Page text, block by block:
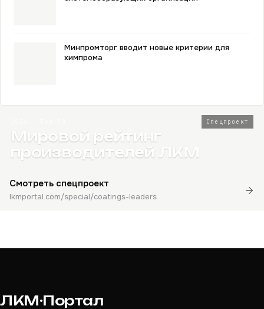
Минпромторг вводит новые критерии для
химпрома
Спецпроект
Мировой рейтинг
производителей ЛКМ
Смотреть спецпроект
lkmportal.com/special/coatings-leaders
ЛКМ·Портал